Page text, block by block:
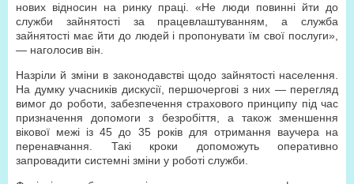
нових відносин на ринку праці. «Не люди повинні йти до
служби зайнятості за працевлаштуванням, а служба
зайнятості має йти до людей і пропонувати їм свої послуги»,
— наголосив він.
Назріли й зміни в законодавстві щодо зайнятості населення.
На думку учасників дискусії, першочергові з них — перегляд
вимог до роботи, забезпечення страхового принципу під час
призначення допомоги з безробіття, а також зменшення
вікової межі із 45 до 35 років для отримання ваучера на
перенавчання. Такі кроки допоможуть оперативно
запровадити системні зміни у роботі служби.